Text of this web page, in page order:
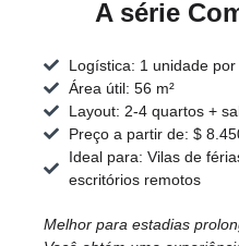
A série
Logística: 1 unidade
Área útil: 56 m²
Layout: 2-4 quartos +
Preço a partir de: $
Ideal para: Vilas de
escritórios remotos
Melhor para estadias